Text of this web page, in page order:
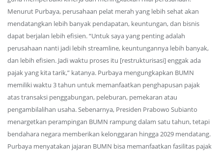
Menurut Purbaya, perusahaan pelat merah yang lebih sehat akan
mendatangkan lebih banyak pendapatan, keuntungan, dan bisnis
dapat berjalan lebih efisien. “Untuk saya yang penting adalah
perusahaan nanti jadi lebih streamline, keuntungannya lebih banyak,
dan lebih efisien. Jadi waktu proses itu [restrukturisasi] enggak ada
pajak yang kita tarik,” katanya. Purbaya mengungkapkan BUMN
memiliki waktu 3 tahun untuk memanfaatkan penghapusan pajak
atas transaksi penggabungan, peleburan, pemekaran atau
pengambilalihan usaha. Sebenarnya, Presiden Prabowo Subianto
menargetkan perampingan BUMN rampung dalam satu tahun, tetapi
bendahara negara memberikan kelonggaran hingga 2029 mendatang.
Purbaya menyatakan jajaran BUMN bisa memanfaatkan fasilitas pajak